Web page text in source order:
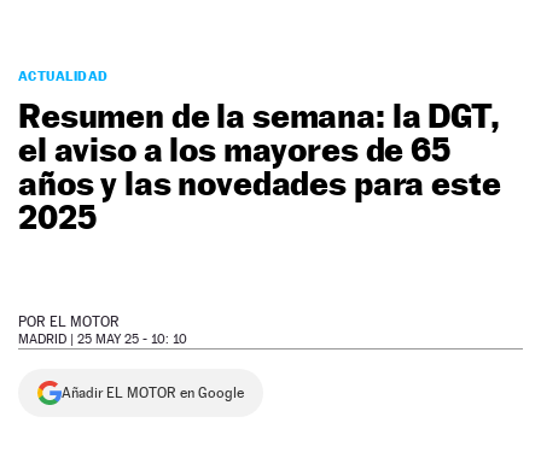
PODCAST
MOTOS
TECNOLOGÍA
SUPERCOCHES
MOTORTV
NEWSLETTER
SÍGUENOS
ACTUALIDAD
Resumen de la semana: la DGT,
el aviso a los mayores de 65
años y las novedades para este
2025
POR EL MOTOR
MADRID | 25 MAY 25 - 10: 10
Añadir EL MOTOR en Google